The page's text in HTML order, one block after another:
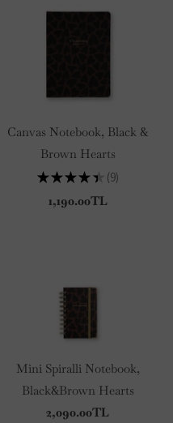
Canvas Notebook, Black &
Brown Hearts
★ ★ ★ ★ ★ 9
9
1,190.00TL
Mini Spiralli Notebook,
Black&Brown Hearts
2,090.00TL